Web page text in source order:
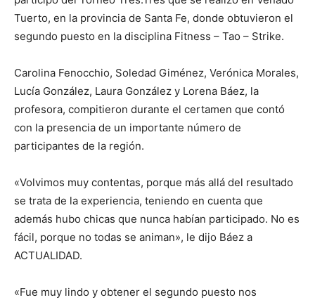
Tuerto, en la provincia de Santa Fe, donde obtuvieron el
segundo puesto en la disciplina Fitness – Tao – Strike.
Carolina Fenocchio, Soledad Giménez, Verónica Morales,
Lucía González, Laura González y Lorena Báez, la
profesora, compitieron durante el certamen que contó
con la presencia de un importante número de
participantes de la región.
«Volvimos muy contentas, porque más allá del resultado
se trata de la experiencia, teniendo en cuenta que
además hubo chicas que nunca habían participado. No es
fácil, porque no todas se animan», le dijo Báez a
ACTUALIDAD.
«Fue muy lindo y obtener el segundo puesto nos